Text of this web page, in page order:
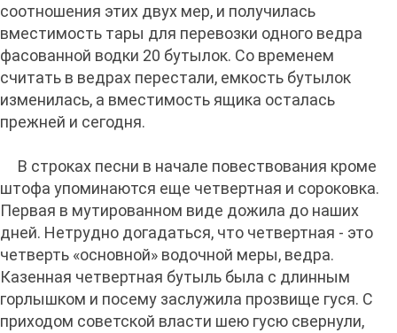
соотношения этих двух мер, и получилась
вместимость тары для перевозки одного ведра
фасованной водки 20 бутылок. Со временем
считать в ведрах перестали, емкость бутылок
изменилась, а вместимость ящика осталась
прежней и сегодня.
В строках песни в начале повествования кроме
штофа упоминаются еще четвертная и сороковка.
Первая в мутированном виде дожила до наших
дней. Нетрудно догадаться, что четвертная - это
четверть «основной» водочной меры, ведра.
Казенная четвертная бутыль была с длинным
горлышком и посему заслужила прозвище гуся. С
приходом советской власти шею гусю свернули,